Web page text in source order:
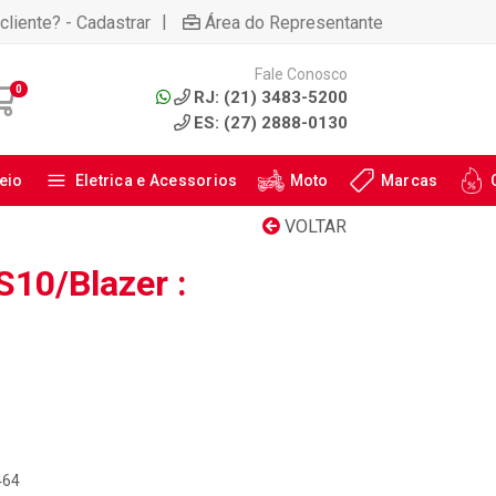
- Cadastrar | Área do Representante
0
Fale Conosco
RJ: (21) 3483-5200
ES: (27) 2888-0130
Eletrica e Acessorios Moto Marcas
VOLTAR
Blazer :